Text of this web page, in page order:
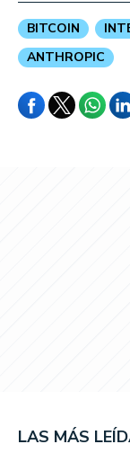
BITCOIN
ANTHROPIC
LAS MÁS